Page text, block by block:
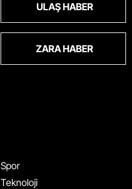
ULAŞ HABER
ZARA HABER
Spor
Teknoloji